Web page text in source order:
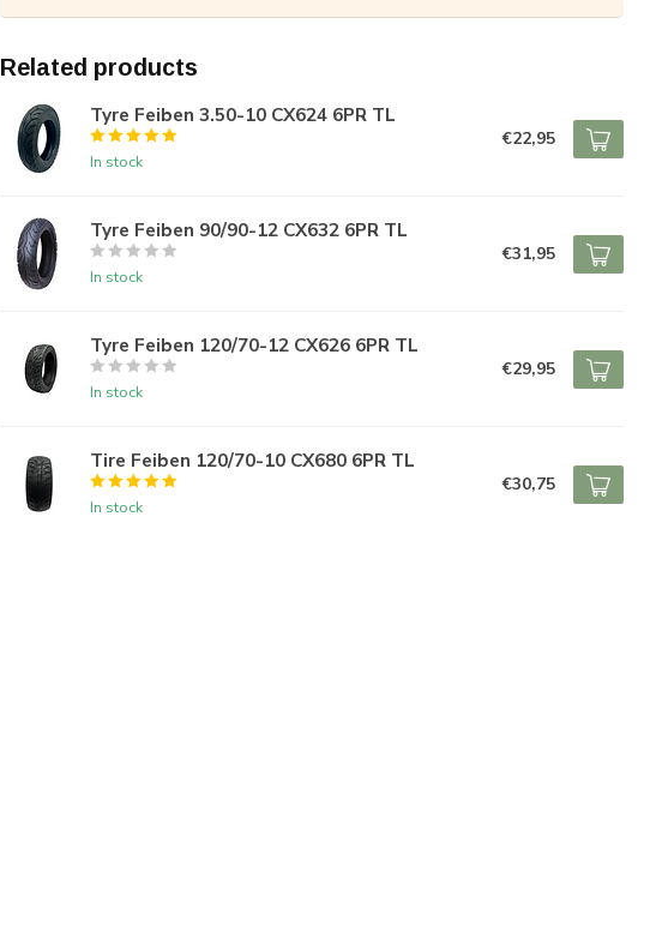
Related products
Tyre Feiben 3.50-10 CX624 6PR TL
In stock
€22,95
Tyre Feiben 90/90-12 CX632 6PR TL
In stock
€31,95
Tyre Feiben 120/70-12 CX626 6PR TL
In stock
€29,95
Tire Feiben 120/70-10 CX680 6PR TL
In stock
€30,75